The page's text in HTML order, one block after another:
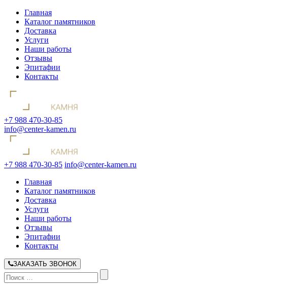
Главная
Каталог памятников
Доставка
Услуги
Наши работы
Отзывы
Эпитафии
Контакты
+7 988 470-30-85
info@center-kamen.ru
+7 988 470-30-85 info@center-kamen.ru
Главная
Каталог памятников
Доставка
Услуги
Наши работы
Отзывы
Эпитафии
Контакты
ЗАКАЗАТЬ ЗВОНОК